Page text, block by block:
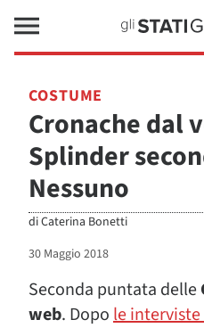
COSTUME
Cronache dal
Splinder
Nessuno
diCaterina Bonetti
30 Maggio 2018
Seconda puntata delle
web. Dopole